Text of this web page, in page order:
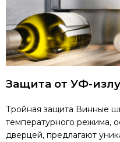
Защита от УФ-
Тройная защита Винные
температурного режима,
дверцей, предлагают